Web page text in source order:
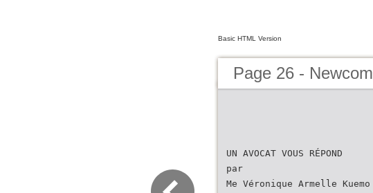
Basic HTML Version
Page 26 - Newcom
UN AVOCAT VOUS RÉPOND
par
Me Véronique Armelle Kuemo